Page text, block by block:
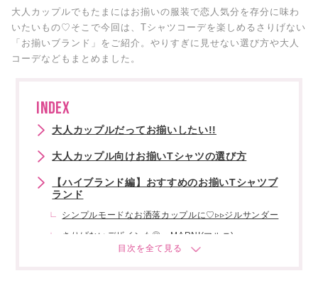
大人カップルでもたまにはお揃いの服装で恋人気分を存分に味わ
いたいもの♡そこで今回は、Tシャツコーデを楽しめるさりげない
「お揃いブランド」をご紹介。やりすぎに見せない選び方や大人
コーデなどもまとめました。
INDEX
大人カップルだってお揃いしたい!!
大人カップル向けお揃いTシャツの選び方
【ハイブランド編】おすすめのお揃いTシャツブ
ランド
シンプルモードなお洒落カップルに♡▹▹ジルサンダー
さりげないデザインも◎▹▹MARNI(マルニ)
洗練されたロゴがハイセンス▹▹メゾン マルジェラ